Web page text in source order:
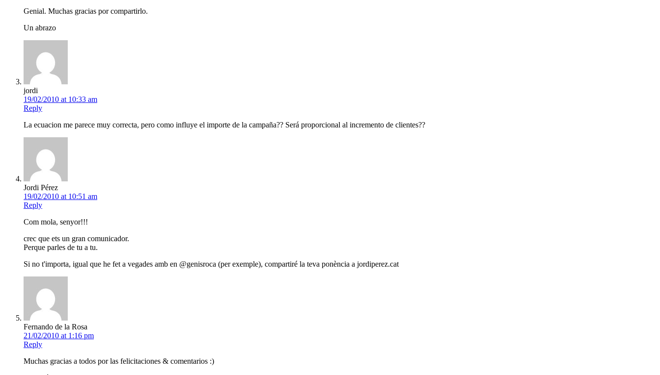
Genial. Muchas gracias por compartirlo.
Un abrazo
jordi
19/02/2010 at 10:33 am
Reply
La ecuacion me parece muy correcta, pero como influye el importe de la campaña?? Será proporcional al incremento de clientes??
Jordi Pérez
19/02/2010 at 10:51 am
Reply
Com mola, senyor!!!
crec que ets un gran comunicador.
Perque parles de tu a tu.
Si no t'importa, igual que he fet a vegades amb en @genisroca (per exemple), compartiré la teva ponència a jordiperez.cat
Fernando de la Rosa
21/02/2010 at 1:16 pm
Reply
Muchas gracias a todos por las felicitaciones & comentarios :)